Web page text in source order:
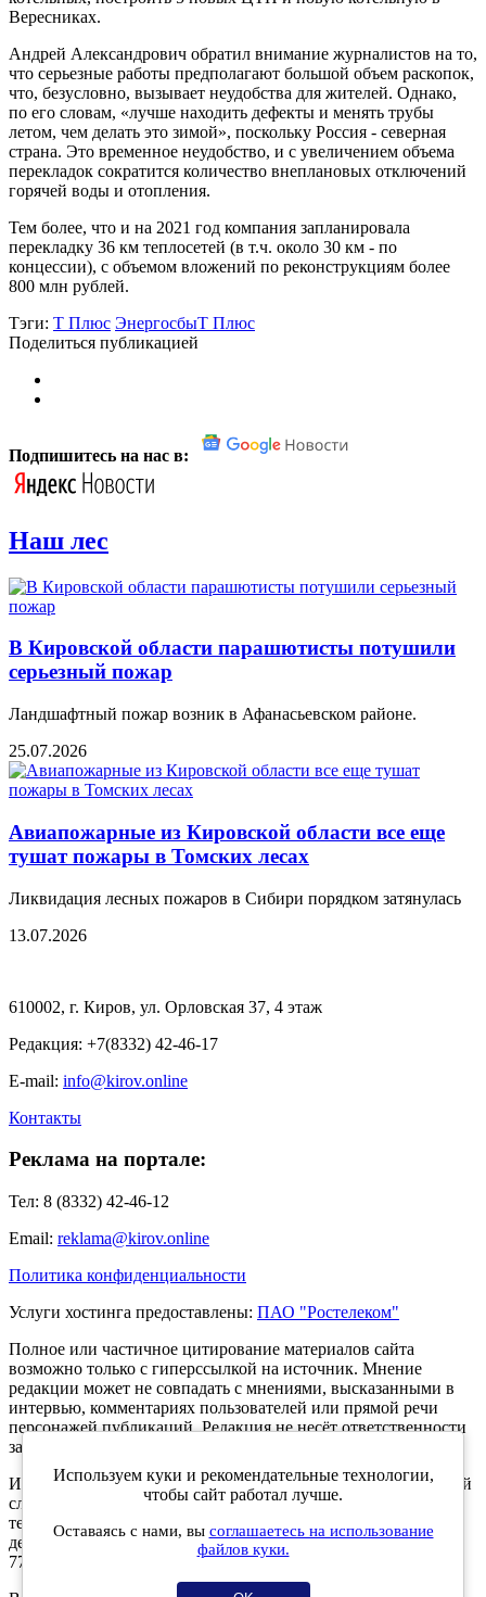
Вересниках.
Андрей Александрович обратил внимание журналистов на то,
что серьезные работы предполагают большой объем раскопок,
что, безусловно, вызывает неудобства для жителей. Однако,
по его словам, «лучше находить дефекты и менять трубы
летом, чем делать это зимой», поскольку Россия - северная
страна. Это временное неудобство, и с увеличением объема
перекладок сократится количество внеплановых отключений
горячей воды и отопления.
Тем более, что и на 2021 год компания запланировала
перекладку 36 км теплосетей (в т.ч. около 30 км - по
концессии), с объемом вложений по реконструкциям более
800 млн рублей.
Тэги: Т Плюс ЭнергосбыТ Плюс
Поделиться публикацией
Подпишитесь на нас в:
Наш лес
В Кировской области парашютисты потушили
серьезный пожар
Ландшафтный пожар возник в Афанасьевском районе.
25.07.2026
Авиапожарные из Кировской области все еще
тушат пожары в Томских лесах
Ликвидация лесных пожаров в Сибири порядком затянулась
13.07.2026
610002, г. Киров, ул. Орловская 37, 4 этаж
Редакция: +7(8332) 42-46-17
E-mail: info@kirov.online
Контакты
Реклама на портале:
Тел: 8 (8332) 42-46-12
Email: reklama@kirov.online
Политика конфиденциальности
Услуги хостинга предоставлены: ПАО "Ростелеком"
Полное или частичное цитирование материалов сайта
возможно только с гиперссылкой на источник. Мнение
редакции может не совпадать с мнениями, высказанными в
интервью, комментариях пользователей или прямой речи
персонажей публикаций. Редакция не несёт ответственности
за текст комментариев читателей.
Интернет-портал Kirov.online зарегистрирован в Федеральной
службе по надзору в сфере связи, информационных
технологий и массовых коммуникаций (Роскомнадзор) 5
декабря 2019 года. Регистрационный номер ЭЛ № ФС 77 -
77189.
Используем куки и рекомендательные технологии,
чтобы сайт работал лучше.
Оставаясь с нами, вы соглашаетесь на использование
файлов куки.